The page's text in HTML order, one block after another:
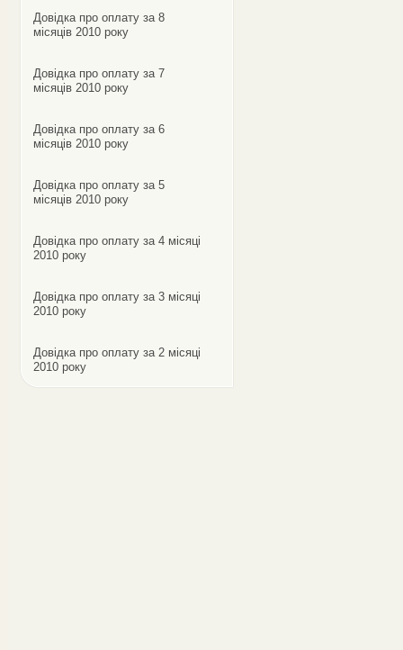
Довідка про оплату за 8
місяців 2010 року
Довідка про оплату за 7
місяців 2010 року
Довідка про оплату за 6
місяців 2010 року
Довідка про оплату за 5
місяців 2010 року
Довідка про оплату за 4 місяці
2010 року
Довідка про оплату за 3 місяці
2010 року
Довідка про оплату за 2 місяці
2010 року